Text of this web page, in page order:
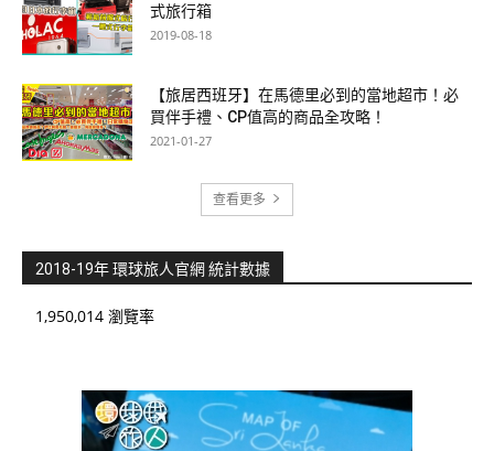
式旅行箱
2019-08-18
【旅居西班牙】在馬德里必到的當地超市！必
買伴手禮、CP值高的商品全攻略！
2021-01-27
查看更多
2018-19年 環球旅人官網 統計數據
1,950,014 瀏覽率